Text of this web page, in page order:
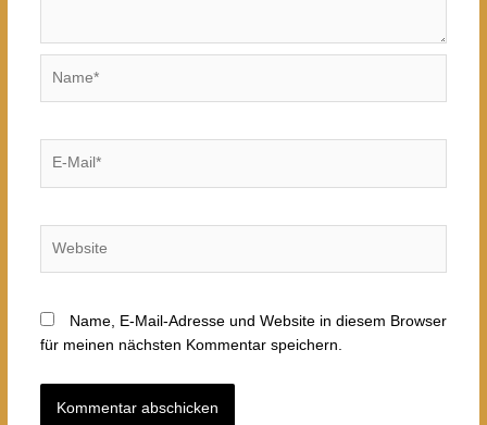
Name, E-Mail-Adresse und Website in diesem Browser
für meinen nächsten Kommentar speichern.